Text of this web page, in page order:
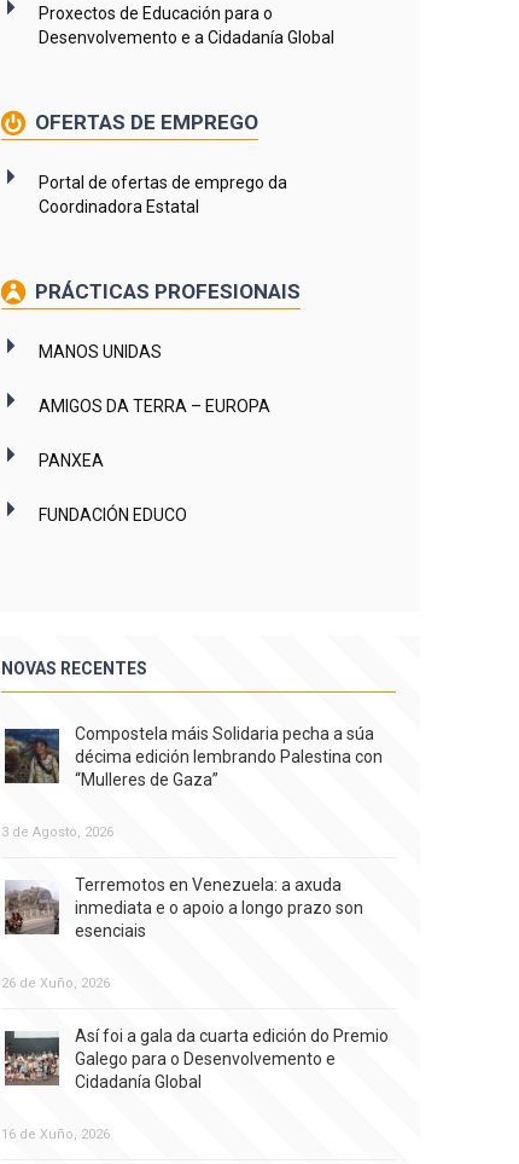
Proxectos de Educación para o
Desenvolvemento e a Cidadanía Global
OFERTAS DE EMPREGO
Portal de ofertas de emprego da
Coordinadora Estatal
PRÁCTICAS PROFESIONAIS
MANOS UNIDAS
AMIGOS DA TERRA – EUROPA
PANXEA
FUNDACIÓN EDUCO
NOVAS RECENTES
Compostela máis Solidaria pecha a súa
décima edición lembrando Palestina con
“Mulleres de Gaza”
3 de Agosto, 2026
Terremotos en Venezuela: a axuda
inmediata e o apoio a longo prazo son
esenciais
26 de Xuño, 2026
Así foi a gala da cuarta edición do Premio
Galego para o Desenvolvemento e
Cidadanía Global
16 de Xuño, 2026